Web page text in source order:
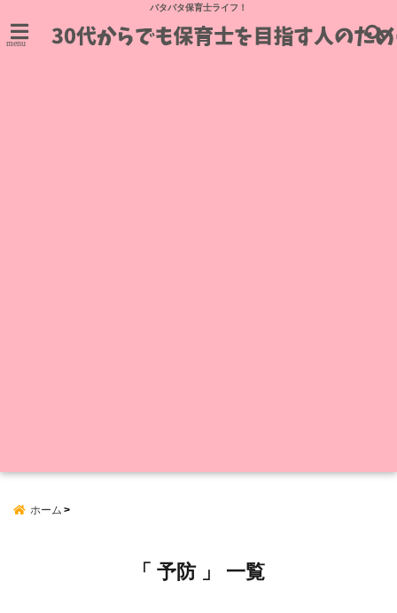
バタバタ保育士ライフ！
menu
ホーム
「 予防 」 一覧